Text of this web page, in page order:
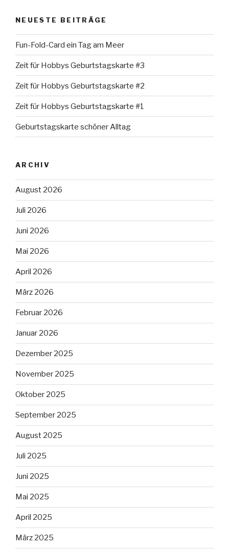
NEUESTE BEITRÄGE
Fun-Fold-Card ein Tag am Meer
Zeit für Hobbys Geburtstagskarte #3
Zeit für Hobbys Geburtstagskarte #2
Zeit für Hobbys Geburtstagskarte #1
Geburtstagskarte schöner Alltag
ARCHIV
August 2026
Juli 2026
Juni 2026
Mai 2026
April 2026
März 2026
Februar 2026
Januar 2026
Dezember 2025
November 2025
Oktober 2025
September 2025
August 2025
Juli 2025
Juni 2025
Mai 2025
April 2025
März 2025